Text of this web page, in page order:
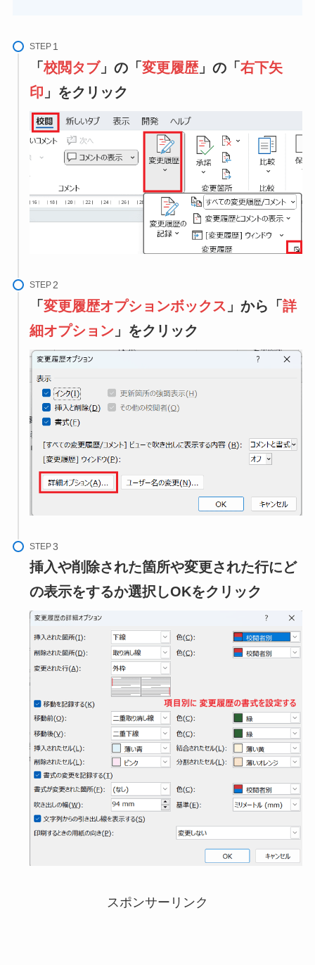
STEP
「 校閲タブ」の「 変更履歴」の「 右下矢
印 」をクリック
STEP
「 変更履歴オプションボックス 」から「 詳
細オプション 」をクリック
STEP
挿入や削除された箇所や変更された行にど
の表示をするか選択しOKをクリック
スポンサーリンク